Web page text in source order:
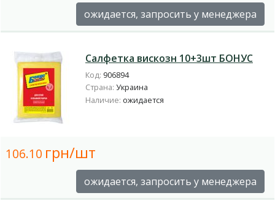
ожидается, запросить у менеджера
Салфетка вискозн 10+3шт БОНУС
Код: 906894
Страна: Украина
Наличие: ожидается
106.10 грн/шт
ожидается, запросить у менеджера